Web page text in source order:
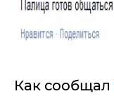
Как сообщал